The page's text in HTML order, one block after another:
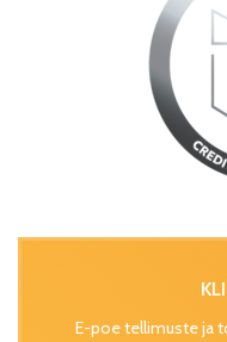
E-poe tellimuste ja